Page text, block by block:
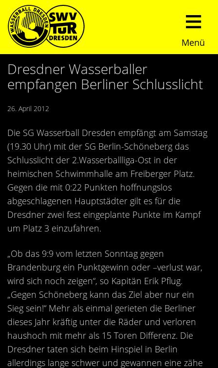
Menü
Start
Verein
Trainingszeiten
Sommerturnier
Presseberichte
Fotos
Bekleidung
News
Nachwuchs
Fundraising
Kontakt
Dresdner Wasserballer
empfangen Berliner Schlusslicht
26. April 2012
Die SG Wasserball Dresden empfängt am Samstag
(19.30 Uhr) mit der SG Berlin-Schöneberg das
Schlusslicht der 2.Wasserballliga-Ost in der
heimischen Schwimmhalle am Freiberger Platz.
Gegen die mit 0:22 Punkten hoffnungslos
abgeschlagenen Hauptstädter gilt es für die
Dresdner zwei fest eingeplante Punkte im Kampf
um Platz 3 einzufahren.
„Ob das 9:9 vom letzten Sonntag gegen
Brandenburg ein Punktgewinn oder –verlust war,
wird sich noch zeigen“, so Kapitän Erik Pflug.
„Gegen Schöneberg kann das Ziel aber nur ein
Sieg sein!“ Mehr als einmal gerieten die Berliner
dieses Jahr kräftig unter die Räder und verloren
haushoch mit mehr als 15 Toren Differenz. Die
Dresdner taten sich beim Hinspiel in Berlin
allerdings lange schwer und gewannen eine zähe